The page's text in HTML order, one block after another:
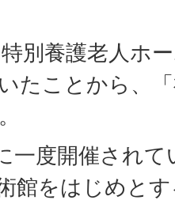
別養護老人ホ
たことから、
一度開催されて
館をはじめと